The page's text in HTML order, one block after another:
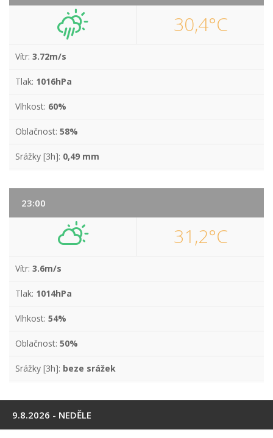
30,4°C
Vítr: 3.72m/s
Tlak: 1016hPa
Vlhkost: 60%
Oblačnost: 58%
Srážky [3h]: 0,49 mm
23:00
31,2°C
Vítr: 3.6m/s
Tlak: 1014hPa
Vlhkost: 54%
Oblačnost: 50%
Srážky [3h]: beze srážek
9.8.2026 - NEDĚLE